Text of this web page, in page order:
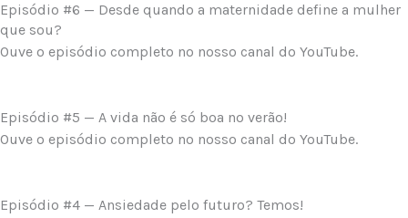
Episódio #6 — Desde quando a maternidade define a mulher
que sou?
Ouve o episódio completo no nosso canal do YouTube.
Episódio #5 — A vida não é só boa no verão!
Ouve o episódio completo no nosso canal do YouTube.
Episódio #4 — Ansiedade pelo futuro? Temos!